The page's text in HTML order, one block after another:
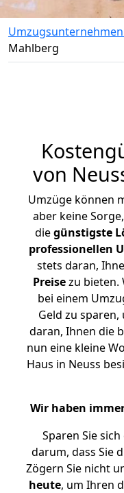
Mahlberg
von
Umzüge können
aber keine
diegünstigste
professionellen
stets daran,
Preisezu bieten.
bei einem
Geld zu
daran, Ihnen die
nun eine kleine
Haus in Neuss
Wir haben
Sparen Sie
darum, dass Sie
Zögern Sie nicht
heute, um Ihren